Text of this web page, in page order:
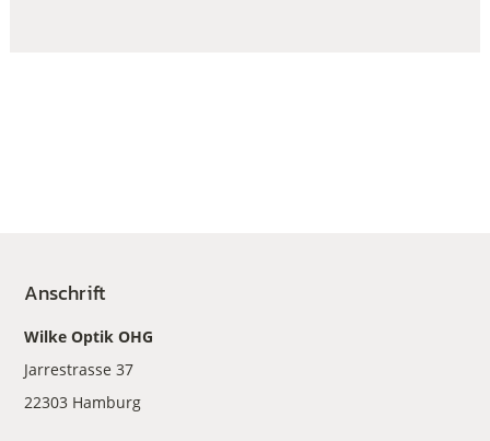
Anschrift
Wilke Optik OHG
Jarrestrasse 37
22303 Hamburg